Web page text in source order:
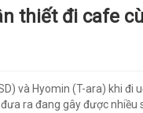
thiết đi cafe
và Hyomin (T-ara) khi đi
ra đang gây được nhiều